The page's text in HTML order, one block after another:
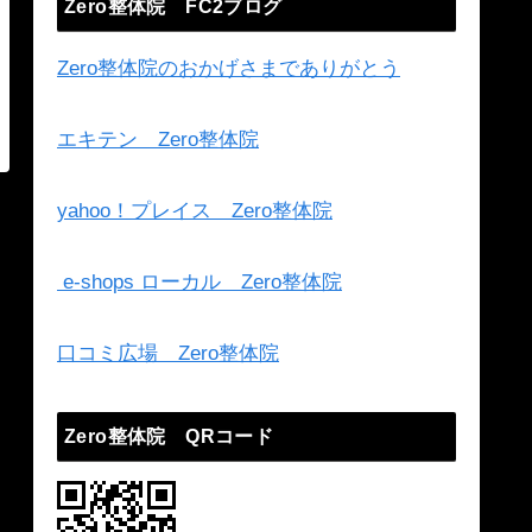
Zero整体院 FC2ブログ
Zero整体院のおかげさまでありがとう
エキテン Zero整体院
yahoo！プレイス Zero整体院
e-shops ローカル Zero整体院
口コミ広場 Zero整体院
Zero整体院 QRコード